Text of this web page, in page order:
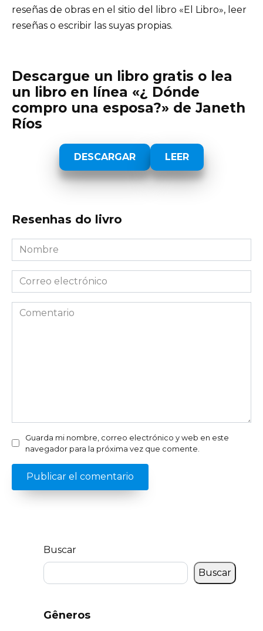
reseñas de obras en el sitio del libro «El Libro», leer
reseñas o escribir las suyas propias.
Descargue un libro gratis o lea
un libro en línea «¿ Dónde
compro una esposa?» de Janeth
Ríos
DESCARGAR LEER
Resenhas do livro
Nombre
*
Correo
electrónico
*Comentario
Guarda mi nombre, correo electrónico y web en este
navegador para la próxima vez que comente.
Buscar
Buscar
Gêneros